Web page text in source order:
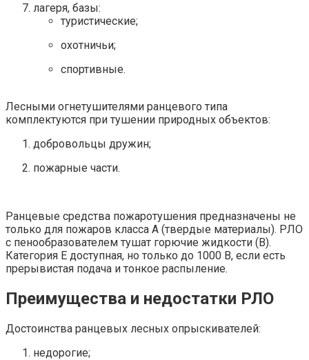
лагеря, базы:
туристические;
охотничьи;
спортивные.
Лесными огнетушителями ранцевого типа
комплектуются при тушении природных объектов:
добровольцы дружин;
пожарные части.
Ранцевые средства пожаротушения предназначены не
только для пожаров класса А (твердые материалы). РЛО
с пенообразователем тушат горючие жидкости (B).
Категория E доступная, но только до 1000 В, если есть
прерывистая подача и тонкое распыление.
Преимущества и недостатки РЛО
Достоинства ранцевых лесных опрыскивателей:
недорогие;